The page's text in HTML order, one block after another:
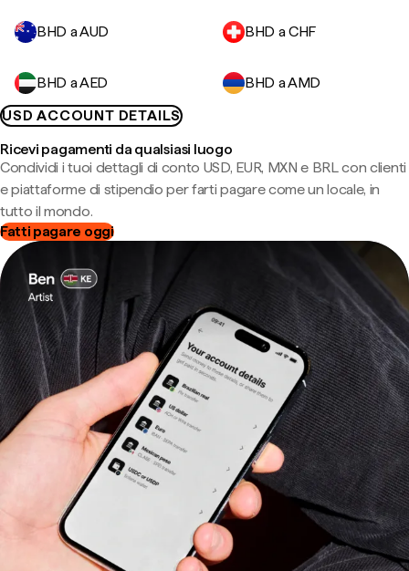
BHD a AUD BHD a CHF
BHD a AED
BHD a AMD
USD ACCOUNT DETAILS
Ricevi pagamenti da qualsiasi luogo
Condividi i tuoi dettagli di conto USD, EUR, MXN e BRL con clienti
e piattaforme di stipendio per farti pagare come un locale, in
tutto il mondo.
Fatti pagare oggi